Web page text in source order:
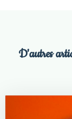
D'autres